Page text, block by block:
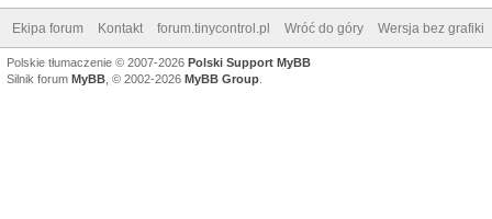
Ekipa forum Kontakt forum.tinycontrol.pl Wróć do góry Wersja bez grafiki
Polskie tłumaczenie © 2007-2026 Polski Support MyBB
Silnik forum MyBB , © 2002-2026 MyBB Group